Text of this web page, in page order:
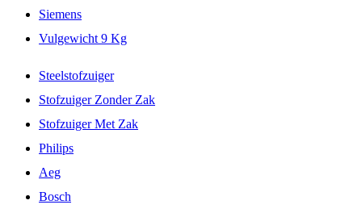
Siemens
Vulgewicht 9 Kg
Steelstofzuiger
Stofzuiger Zonder Zak
Stofzuiger Met Zak
Philips
Aeg
Bosch